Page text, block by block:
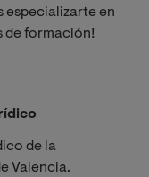
especializarte en
de formación!
de la
Valencia.